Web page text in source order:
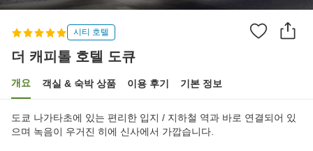
시티 호텔
더 캐피톨 호텔 도큐
개요 객실 & 숙박 상품 이용 후기 기본 정보
도쿄 나가타초에 있는 편리한 입지 / 지하철 역과 바로 연결되어 있
으며 녹음이 우거진 히에 신사에서 가깝습니다.